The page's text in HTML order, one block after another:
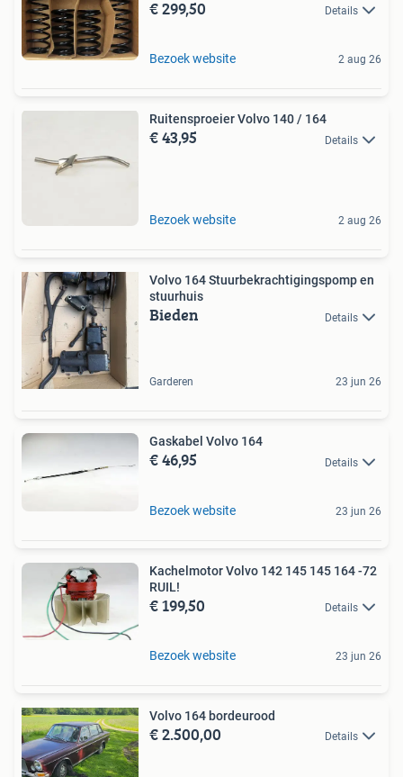
€ 299,50 Details
Bezoek website 2 aug 26
Ruitensproeier Volvo 140 / 164
€ 43,95 Details
Bezoek website 2 aug 26
Volvo 164 Stuurbekrachtigingspomp en
stuurhuis
Bieden Details
Garderen 23 jun 26
Gaskabel Volvo 164
€ 46,95 Details
Bezoek website 23 jun 26
Kachelmotor Volvo 142 145 145 164 -72
RUIL!
€ 199,50 Details
Bezoek website 23 jun 26
Volvo 164 bordeurood
€ 2.500,00 Details